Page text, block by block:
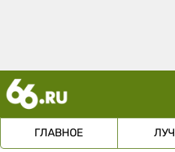
ГЛАВНОЕ